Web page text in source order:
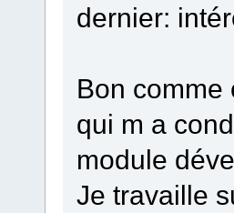
dernier:
Bon comme
qui m a
module
Je travaille